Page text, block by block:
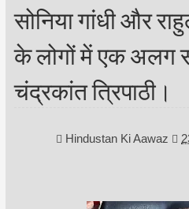
सोनिया गांधी और
के लोगों में एक अलग
चंद्रकांत त्रिपाठी।
Hindustan Ki Aawaz